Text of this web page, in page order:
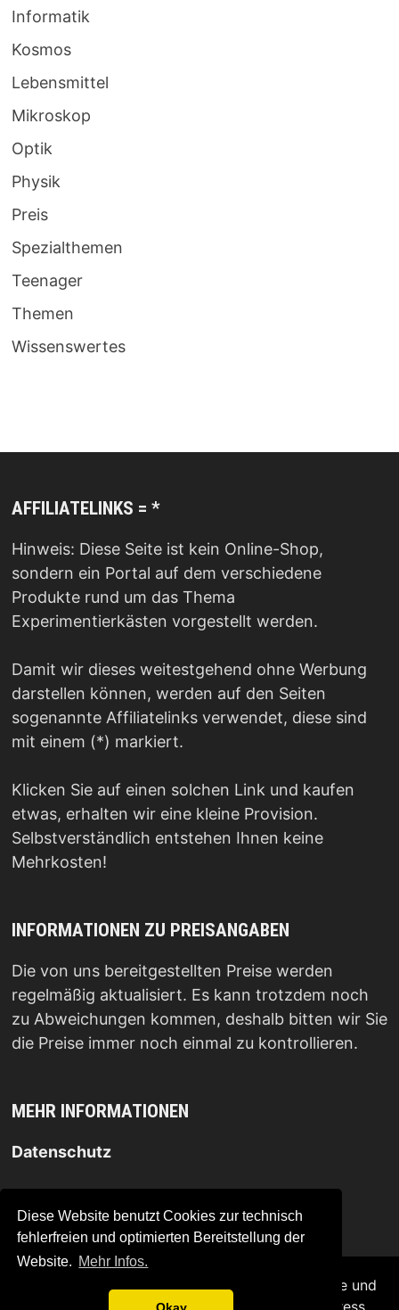
Diese Website benutzt Cookies zur technisch
fehlerfreien und optimierten Bereitstellung der
Website. Mehr Infos.
Informatik
Kosmos
Lebensmittel
Mikroskop
Optik
Physik
Preis
Spezialthemen
Teenager
Themen
Wissenswertes
AFFILIATELINKS = *
Hinweis: Diese Seite ist kein Online-Shop,
sondern ein Portal auf dem verschiedene
Produkte rund um das Thema
Experimentierkästen vorgestellt werden.
Damit wir dieses weitestgehend ohne Werbung
darstellen können, werden auf den Seiten
sogenannte Affiliatelinks verwendet, diese sind
mit einem (*) markiert.
Klicken Sie auf einen solchen Link und kaufen
etwas, erhalten wir eine kleine Provision.
Selbstverständlich entstehen Ihnen keine
Mehrkosten!
INFORMATIONEN ZU PREISANGABEN
Die von uns bereitgestellten Preise werden
regelmäßig aktualisiert. Es kann trotzdem noch
zu Abweichungen kommen, deshalb bitten wir Sie
die Preise immer noch einmal zu kontrollieren.
MEHR INFORMATIONEN
Datenschutz
Experimentierkästen für große und
. Mit Stolz präsentiert von WordPress